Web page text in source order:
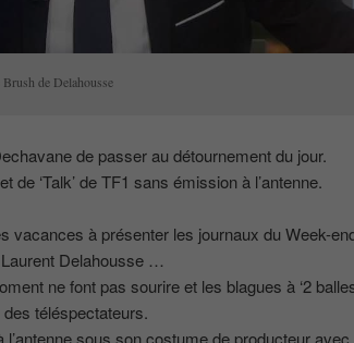
de Delahousse
de passer au détournement du jour.
de ‘Talk’ de TF1 sans émission à l’antenne.
vacances à présenter les journaux du Week-
Delahousse …
ne font pas sourire et les blagues à ‘2
téléspectateurs.
sous son costume de producteur